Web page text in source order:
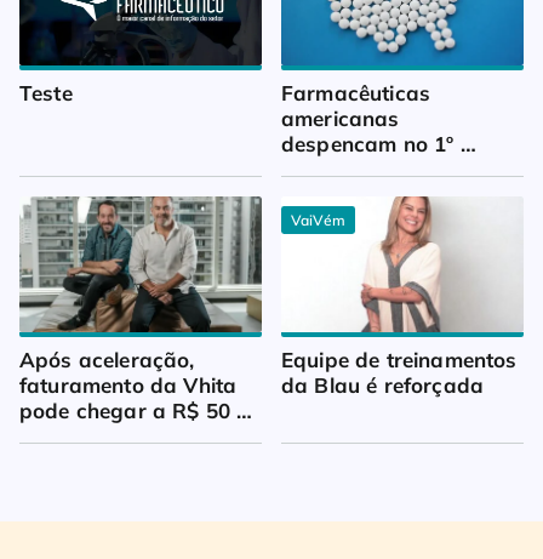
Teste
Farmacêuticas
americanas
despencam no 1º
Após aceleração,
faturamento da Vhita
pode chegar a R$ 50
milhões
VaiVém
Equipe de treinamentos
da Blau é reforçada